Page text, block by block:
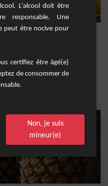
L'alcool doit être
responsable. Une
peut être nocive pour
certifiez être âgé(e)
de consommer de
Non, je suis
mineur(e)